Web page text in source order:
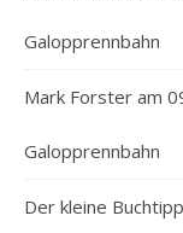
Galopprennbahn
Mark Forster am
Galopprennbahn
Der kleine